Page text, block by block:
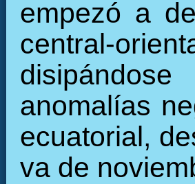
empezó a
central-
anomalías
ecuatorial,
va de